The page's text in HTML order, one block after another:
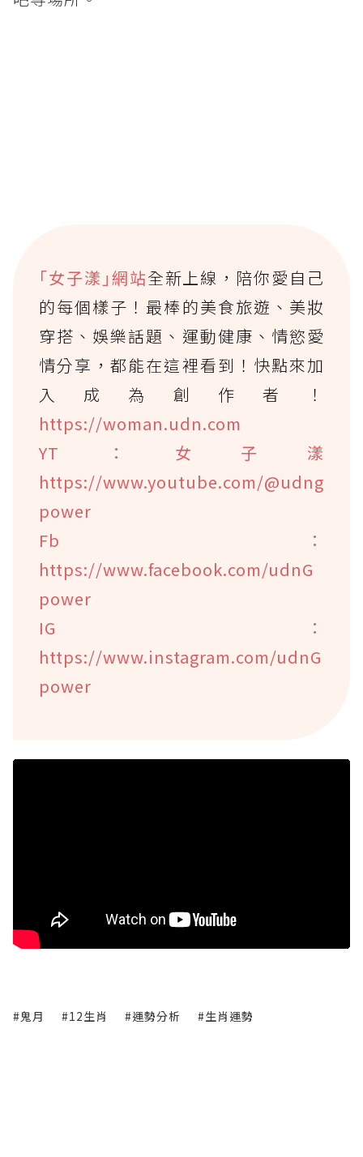
｢女子漾｣網站全新上線，陪你愛自己
的每個樣子！最棒的美食旅遊、美妝
穿搭、娛樂話題、運動健康、情慾愛
情分享，都能在這裡看到！快點來加
入成為創作者！
https://woman.udn.com
YT：女子漾
https://www.youtube.com/@udng
power
Fb：
https://www.facebook.com/udnG
power
IG：
https://www.instagram.com/udnG
power
#鬼月 #12生肖 #運勢分析 #生肖運勢